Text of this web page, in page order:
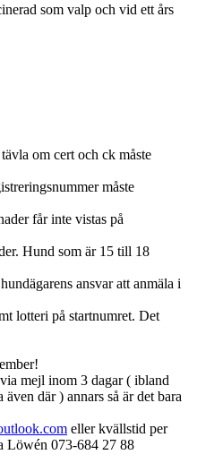
som valp och vid ett års
om cert och ck måste
måste
får inte vistas på
Hund som är 15 till 18
ansvar att anmäla i
lotteri på startnumret. Det
mejl inom 3 dagar ( ibland
där ) annars så är det bara
eller kvällstid per
Löwén 073-684 27 88